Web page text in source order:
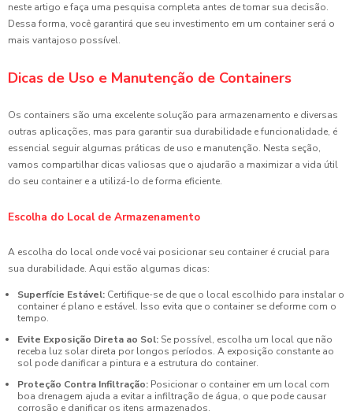
neste artigo e faça uma pesquisa completa antes de tomar sua decisão.
Dessa forma, você garantirá que seu investimento em um container será o
mais vantajoso possível.
Dicas de Uso e Manutenção de Containers
Os containers são uma excelente solução para armazenamento e diversas
outras aplicações, mas para garantir sua durabilidade e funcionalidade, é
essencial seguir algumas práticas de uso e manutenção. Nesta seção,
vamos compartilhar dicas valiosas que o ajudarão a maximizar a vida útil
do seu container e a utilizá-lo de forma eficiente.
Escolha do Local de Armazenamento
A escolha do local onde você vai posicionar seu container é crucial para
sua durabilidade. Aqui estão algumas dicas:
Superfície Estável: Certifique-se de que o local escolhido para instalar o
container é plano e estável. Isso evita que o container se deforme com o
tempo.
Evite Exposição Direta ao Sol: Se possível, escolha um local que não
receba luz solar direta por longos períodos. A exposição constante ao
sol pode danificar a pintura e a estrutura do container.
Proteção Contra Infiltração: Posicionar o container em um local com
boa drenagem ajuda a evitar a infiltração de água, o que pode causar
corrosão e danificar os itens armazenados.